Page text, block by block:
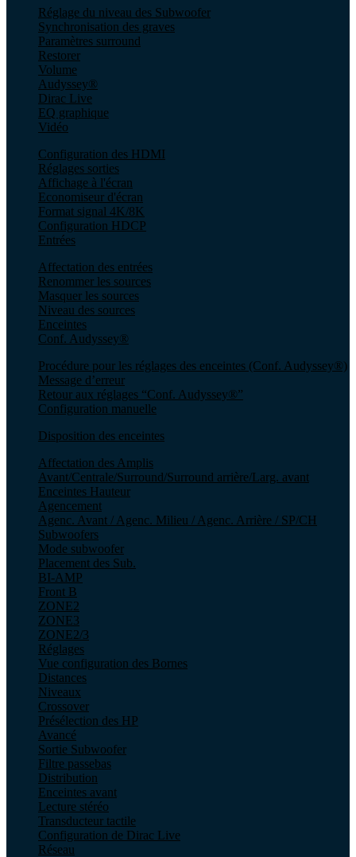
Réglage du niveau des Subwoofer
Synchronisation des graves
Paramètres surround
Restorer
Volume
Audyssey®
Dirac Live
EQ graphique
Vidéo
Configuration des HDMI
Réglages sorties
Affichage à l'écran
Economiseur d'écran
Format signal 4K/8K
Configuration HDCP
Entrées
Affectation des entrées
Renommer les sources
Masquer les sources
Niveau des sources
Enceintes
Conf. Audyssey®
Procédure pour les réglages des enceintes (Conf. Audyssey®)
Message d’erreur
Retour aux réglages “Conf. Audyssey®”
Configuration manuelle
Disposition des enceintes
Affectation des Amplis
Avant/Centrale/Surround/Surround arrière/Larg. avant
Enceintes Hauteur
Agencement
Agenc. Avant / Agenc. Milieu / Agenc. Arrière / SP/CH
Subwoofers
Mode subwoofer
Placement des Sub.
BI-AMP
Front B
ZONE2
ZONE3
ZONE2/3
Réglages
Vue configuration des Bornes
Distances
Niveaux
Crossover
Présélection des HP
Avancé
Sortie Subwoofer
Filtre passebas
Distribution
Enceintes avant
Lecture stéréo
Transducteur tactile
Configuration de Dirac Live
Réseau